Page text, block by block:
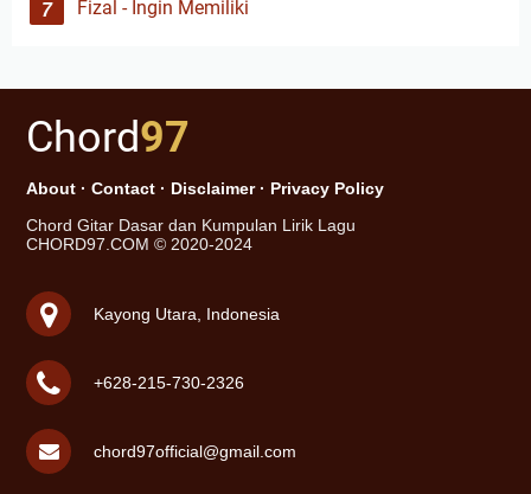
Fizal - Ingin Memiliki
Chord97
About · Contact · Disclaimer· Privacy Policy
Chord Gitar Dasar dan Kumpulan Lirik Lagu
CHORD97.COM © 2020-2024
Kayong Utara, Indonesia
+628-215-730-2326
chord97official@gmail.com